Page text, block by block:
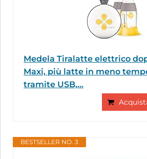
Medela Tiralatte elettrico
Maxi, più latte in meno
tramite USB,...
BESTSELLER NO. 3